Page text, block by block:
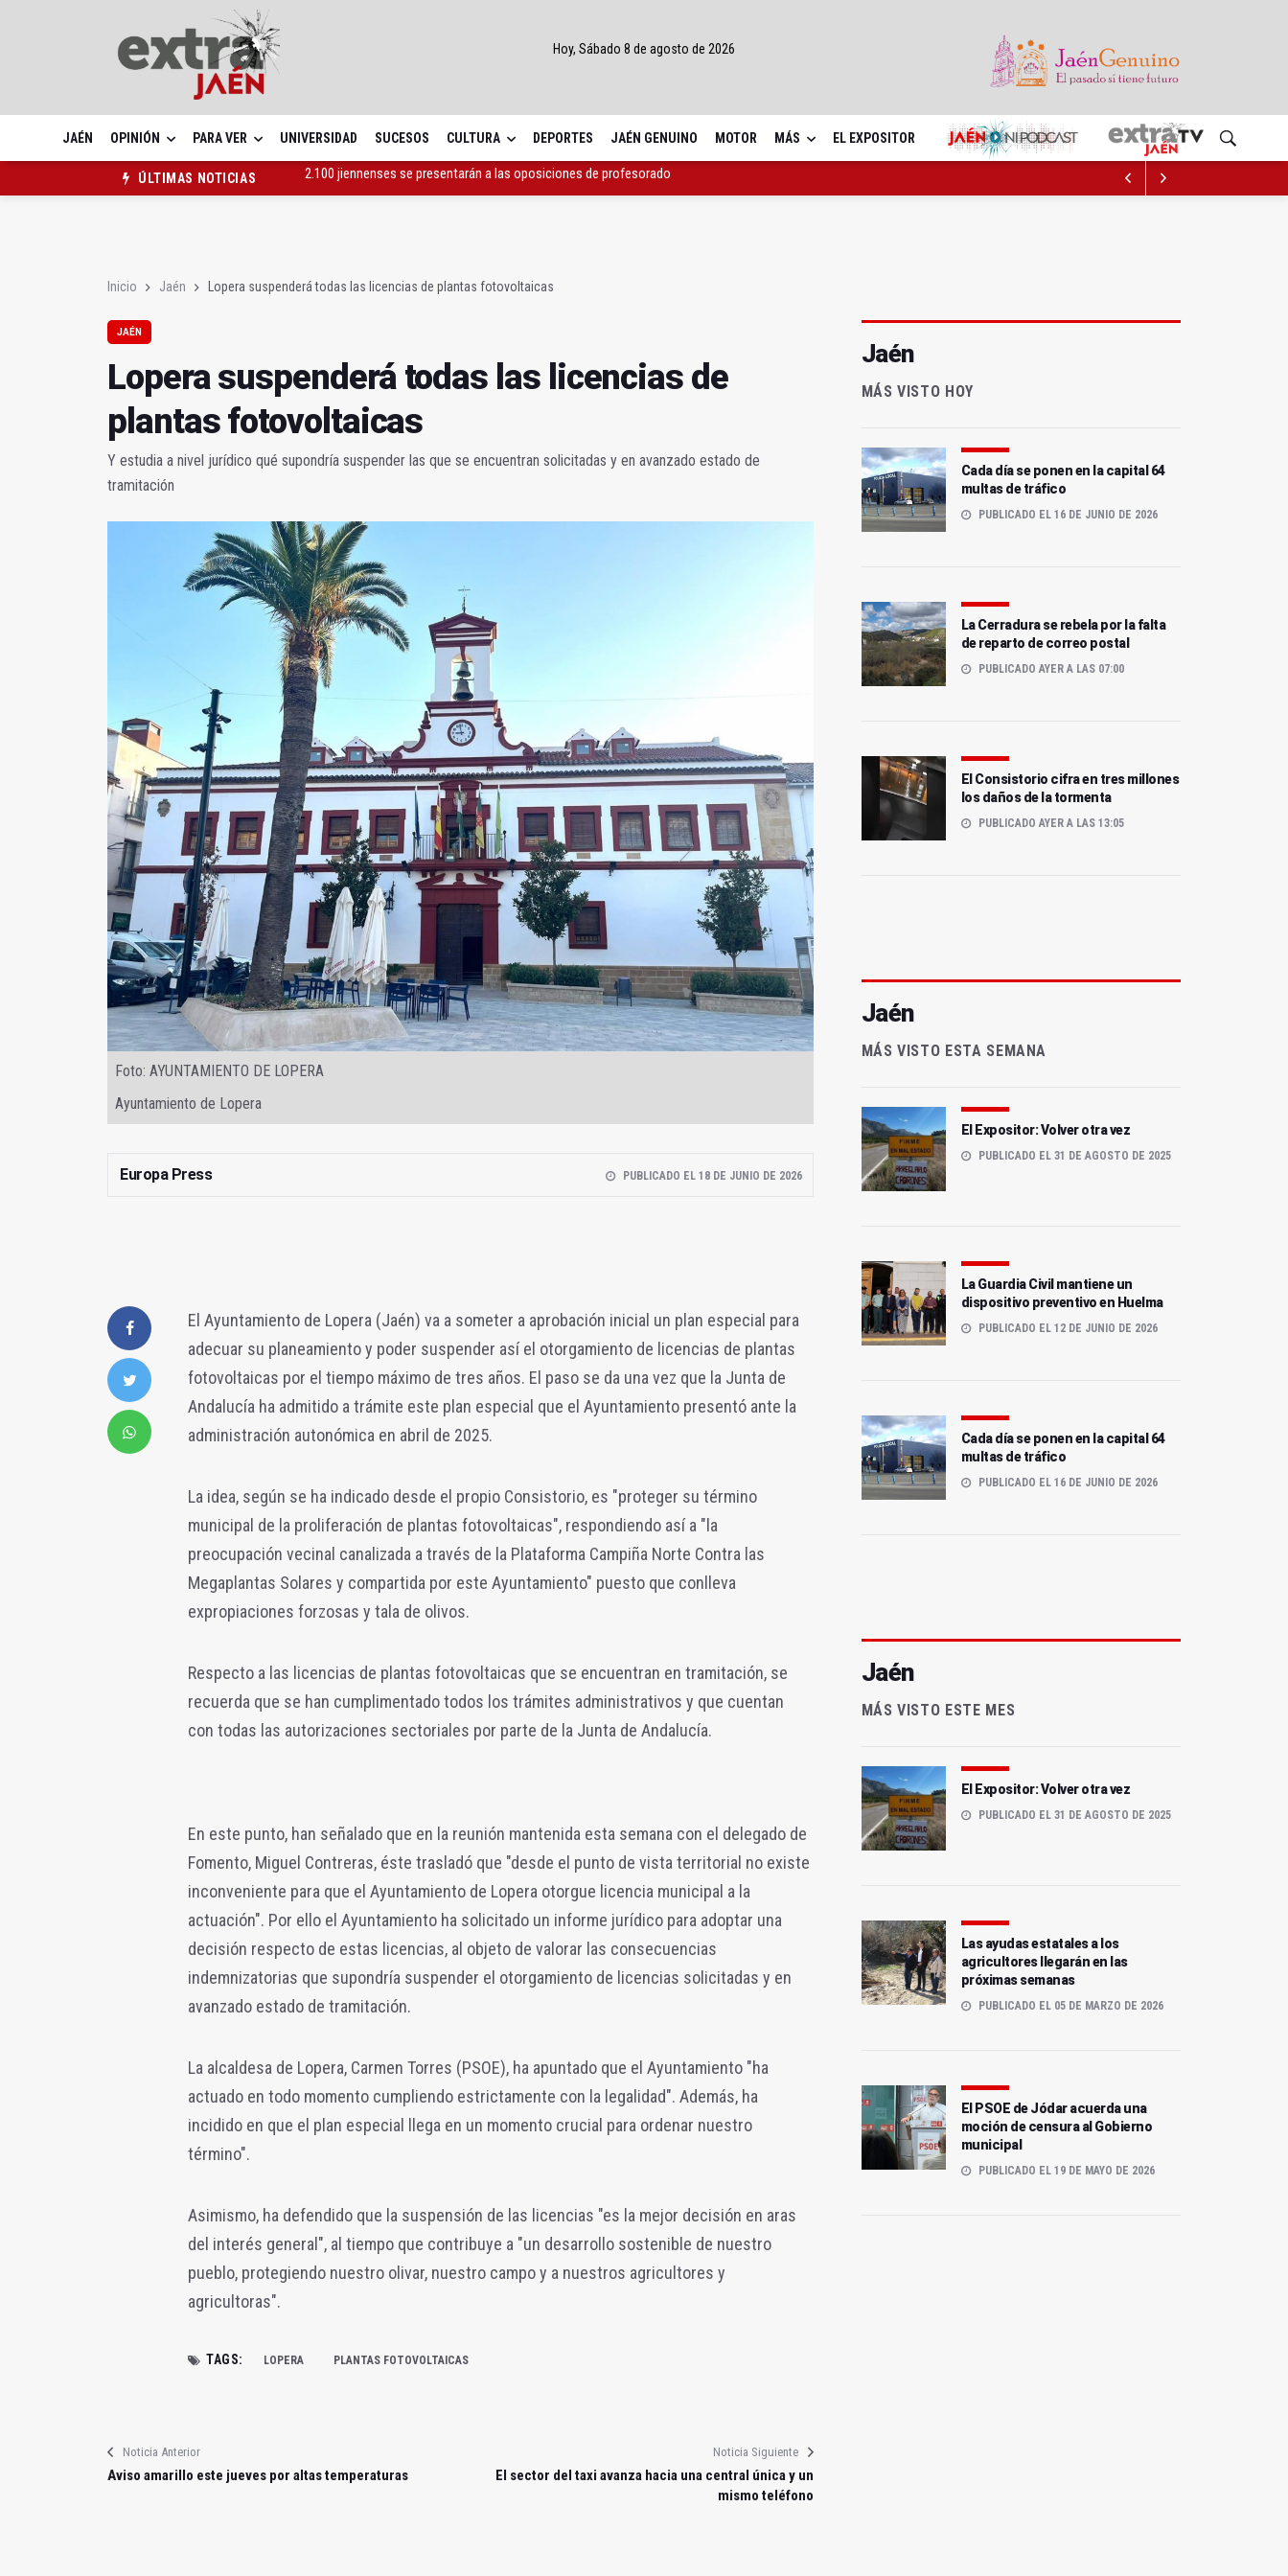
Hoy, Sábado 8 de agosto de 2026
JAÉN OPINIÓN PARA VER UNIVERSIDAD SUCESOS CULTURA DEPORTES JAÉN GENUINO MOTOR MÁS EL EXPOSITOR
ÚLTIMAS NOTICIAS
El Hospital de Jaén lidera el Grupo de Trabajo de Genética de Andalucía
Inicio Jaén Lopera suspenderá todas las licencias de plantas fotovoltaicas
JAÉN
Lopera suspenderá todas las licencias de
plantas fotovoltaicas
Y estudia a nivel jurídico qué supondría suspender las que se encuentran solicitadas y en avanzado estado de
tramitación
Foto: AYUNTAMIENTO DE LOPERA
Ayuntamiento de Lopera
Europa Press PUBLICADO EL 18 DE JUNIO DE 2026
El Ayuntamiento de Lopera (Jaén) va a someter a aprobación inicial un plan especial para
adecuar su planeamiento y poder suspender así el otorgamiento de licencias de plantas
fotovoltaicas por el tiempo máximo de tres años. El paso se da una vez que la Junta de
Andalucía ha admitido a trámite este plan especial que el Ayuntamiento presentó ante la
administración autonómica en abril de 2025.
La idea, según se ha indicado desde el propio Consistorio, es "proteger su término
municipal de la proliferación de plantas fotovoltaicas", respondiendo así a "la
preocupación vecinal canalizada a través de la Plataforma Campiña Norte Contra las
Megaplantas Solares y compartida por este Ayuntamiento" puesto que conlleva
expropiaciones forzosas y tala de olivos.
Respecto a las licencias de plantas fotovoltaicas que se encuentran en tramitación, se
recuerda que se han cumplimentado todos los trámites administrativos y que cuentan
con todas las autorizaciones sectoriales por parte de la Junta de Andalucía.
En este punto, han señalado que en la reunión mantenida esta semana con el delegado de
Fomento, Miguel Contreras, éste trasladó que "desde el punto de vista territorial no existe
inconveniente para que el Ayuntamiento de Lopera otorgue licencia municipal a la
actuación". Por ello el Ayuntamiento ha solicitado un informe jurídico para adoptar una
decisión respecto de estas licencias, al objeto de valorar las consecuencias
indemnizatorias que supondría suspender el otorgamiento de licencias solicitadas y en
avanzado estado de tramitación.
La alcaldesa de Lopera, Carmen Torres (PSOE), ha apuntado que el Ayuntamiento "ha
actuado en todo momento cumpliendo estrictamente con la legalidad". Además, ha
incidido en que el plan especial llega en un momento crucial para ordenar nuestro
término".
Asimismo, ha defendido que la suspensión de las licencias "es la mejor decisión en aras
del interés general", al tiempo que contribuye a "un desarrollo sostenible de nuestro
pueblo, protegiendo nuestro olivar, nuestro campo y a nuestros agricultores y
agricultoras".
TAGS: LOPERA PLANTAS FOTOVOLTAICAS
Noticia Anterior
Aviso amarillo este jueves por altas temperaturas
Noticia Siguiente
El sector del taxi avanza hacia una central única y un
mismo teléfono
Jaén
MÁS VISTO HOY
Cada día se ponen en la capital 64
multas de tráfico
PUBLICADO EL 16 DE JUNIO DE 2026
La Cerradura se rebela por la falta
de reparto de correo postal
PUBLICADO AYER A LAS 07:00
El Consistorio cifra en tres millones
los daños de la tormenta
PUBLICADO AYER A LAS 13:05
Jaén
MÁS VISTO ESTA SEMANA
El Expositor: Volver otra vez
PUBLICADO EL 31 DE AGOSTO DE 2025
La Guardia Civil mantiene un
dispositivo preventivo en Huelma
PUBLICADO EL 12 DE JUNIO DE 2026
Cada día se ponen en la capital 64
multas de tráfico
PUBLICADO EL 16 DE JUNIO DE 2026
Jaén
MÁS VISTO ESTE MES
El Expositor: Volver otra vez
PUBLICADO EL 31 DE AGOSTO DE 2025
Las ayudas estatales a los
agricultores llegarán en las
próximas semanas
PUBLICADO EL 05 DE MARZO DE 2026
El PSOE de Jódar acuerda una
moción de censura al Gobierno
municipal
PUBLICADO EL 19 DE MAYO DE 2026